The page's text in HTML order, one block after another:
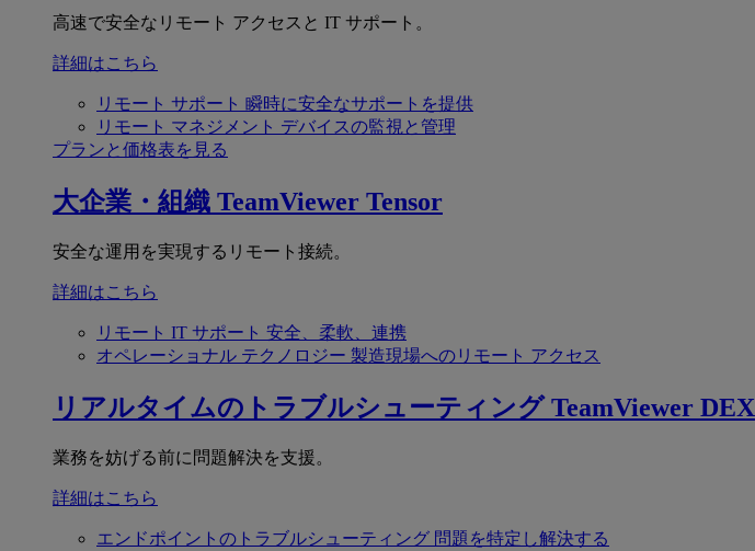
高速で安全なリモート アクセスと IT サポート。
詳細はこちら
リモート サポート 瞬時に安全なサポートを提供
リモート マネジメント デバイスの監視と管理
プランと価格表を見る
大企業・組織 TeamViewer Tensor
安全な運用を実現するリモート接続。
詳細はこちら
リモート IT サポート 安全、柔軟、連携
オペレーショナル テクノロジー 製造現場へのリモート アクセス
リアルタイムのトラブルシューティング TeamViewer DEX
業務を妨げる前に問題解決を支援。
詳細はこちら
エンドポイントのトラブルシューティング 問題を特定し解決する